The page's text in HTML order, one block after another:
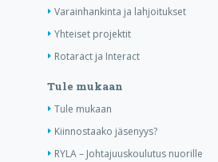
Varainhankinta ja lahjoitukset
Yhteiset projektit
Rotaract ja Interact
Tule mukaan
Tule mukaan
Kiinnostaako jäsenyys?
RYLA – Johtajuuskoulutus nuorille